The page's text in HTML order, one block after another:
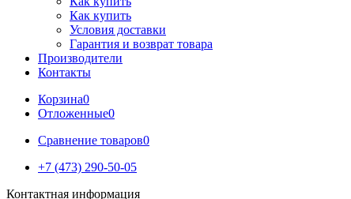
Как купить
Условия доставки
Гарантия и возврат товара
Производители
Контакты
Корзина0
Отложенные0
Сравнение товаров0
+7 (473) 290-50-05
Контактная информация